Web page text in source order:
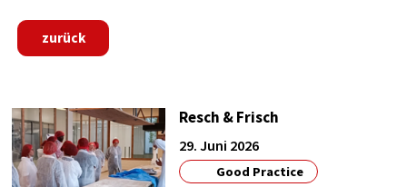
zurück
Resch & Frisch
29. Juni 2026
Good Practice
EXTERNE MEDIEN
Notwendig, um Inhalte von externen Medien-
Plattformen anzuzeigen.
Externe Medien
Name:
google